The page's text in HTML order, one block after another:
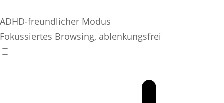
ADHD-freundlicher Modus
Fokussiertes Browsing, ablenkungsfrei